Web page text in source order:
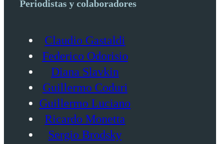
Periodistas y colaboradores
Claudio Gastaldi
Federico Odorisio
Diana Slavkin
Guillermo Coduri
Guillermo Luciano
Ricardo Monetta
Sergio Brodsky